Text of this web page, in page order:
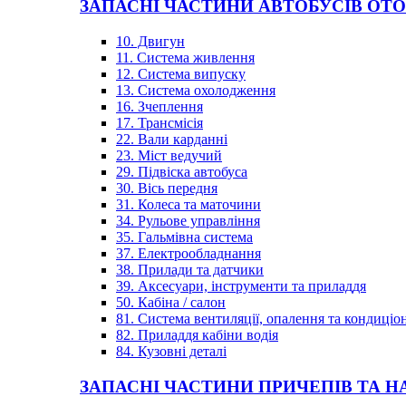
ЗАПАСНІ ЧАСТИНИ АВТОБУСІВ
10. Двигун
11. Система живлення
12. Система випуску
13. Система охолодження
16. Зчеплення
17. Трансмісія
22. Вали карданні
23. Міст ведучий
29. Підвіска автобуса
30. Вісь передня
31. Колеса та маточини
34. Рульове управління
35. Гальмівна система
37. Електрообладнання
38. Прилади та датчики
39. Аксесуари, інструменти та приладдя
50. Кабіна / салон
81. Система вентиляції, опалення та
82. Приладдя кабіни водія
84. Кузовні деталі
ЗАПАСНІ ЧАСТИНИ ПРИЧЕПІВ ТА